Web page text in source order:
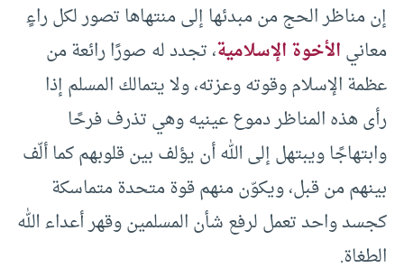
إن مناظر الحج من مبدئها إلى منتهاها تصور لكل راءٍ
معانيالأخوة الإسلامية، تجدد له صورًا رائعة من
عظمة الإسلام وقوته وعزته، ولا يتمالك المسلم إذا
رأى هذه المناظر دموع عينيه وهي تذرف فرحًا
وابتهاجًا ويبتهل إلى الله أن يؤلف بين قلوبهم كما ألّف
بينهم من قبل، ويكوّن منهم قوة متحدة متماسكة
كجسد واحد تعمل لرفع شأن المسلمين وقهر أعداء الله
الطغاة.